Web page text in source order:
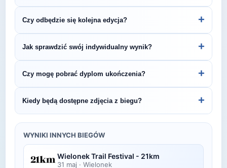
stronie internetowej lub na platformach takich jak
LiveTracking, RunnerSpace czy MarathonSport.
Czy odbędzie się kolejna edycja? +
Śledź stronę organizatora lub ZawodyBiegowe.pl,
by być na bieżąco z datą kolejnej edycji XII Rzeźnik
Ultra.
Jak sprawdzić swój indywidualny wynik? +
organizatora lub platformie pomiarowej podanej na
bibie startowym. Wyniki zawierają czas brutto i
netto, a często też pozycję wśród wszystkich
uczestników i w kategorii wiekowej.
Czy mogę pobrać dyplom ukończenia? +
elektroniczne dyplomy do pobrania ze strony
organizatora po opublikowaniu oficjalnych
Kiedy będą dostępne zdjęcia z biegu? +
w ciągu kilku dni po zawodach na swojej stronie
lub fanpage'u na Facebooku.
WYNIKI INNYCH BIEGÓW
Wielonek Trail Festival - 21km
31 maj · Wielonek